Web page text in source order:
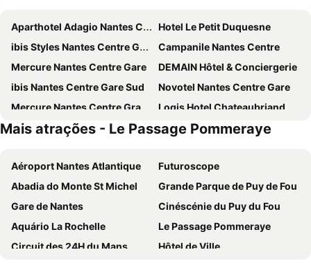
Aparthotel Adagio Nantes Centre
Hotel Le Petit Duquesne
ibis Styles Nantes Centre Gare
Campanile Nantes Centre
Mercure Nantes Centre Gare
DEMAIN Hôtel & Conciergerie
ibis Nantes Centre Gare Sud
Novotel Nantes Centre Gare
Mercure Nantes Centre Grand Hotel
Logis Hotel Chateaubriand
Seven Urban Suites Nantes Centre
OKKO Hotels Nantes Centre Ville
OLDEGAR
CIS Nantes Le Spot
Sozo Hotel
Best Western Hotel Graslin
Le Lieu Dit
ibis Styles Nantes Centre Place Graslin
Chachacha Hôtel
Maisons du Monde Hôtel & Suites - Nantes
Eklo Hotels Nantes Centre - Île de Nantes
Radisson Blu Hotel, Nantes
Mais atrações - Le Passage Pommeraye
Aéroport Nantes Atlantique
Futuroscope
Abadia do Monte St Michel
Grande Parque de Puy de Fou
Gare de Nantes
Cinéscénie du Puy du Fou
Aquário La Rochelle
Le Passage Pommeraye
Circuit des 24H du Mans
Hôtel de Ville